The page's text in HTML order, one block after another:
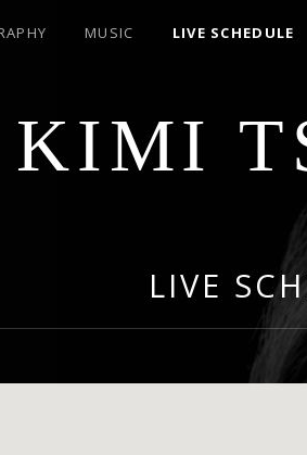
KIMI
MUSIC LIVE SCHEDULE
LIVE